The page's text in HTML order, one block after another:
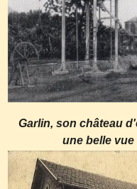
Garlin, son château
une belle